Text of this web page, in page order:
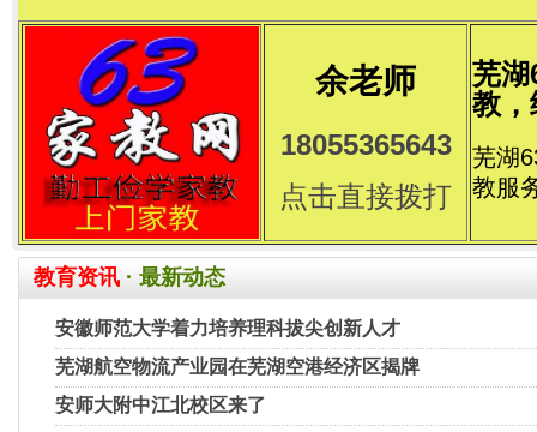
余老师
18055365643
点击直接拨打
芜湖
教，
芜湖
教服
教育资讯 · 最新动态
安徽师范大学着力培养理科拔尖创新人才
芜湖航空物流产业园在芜湖空港经济区揭牌
安师大附中江北校区来了